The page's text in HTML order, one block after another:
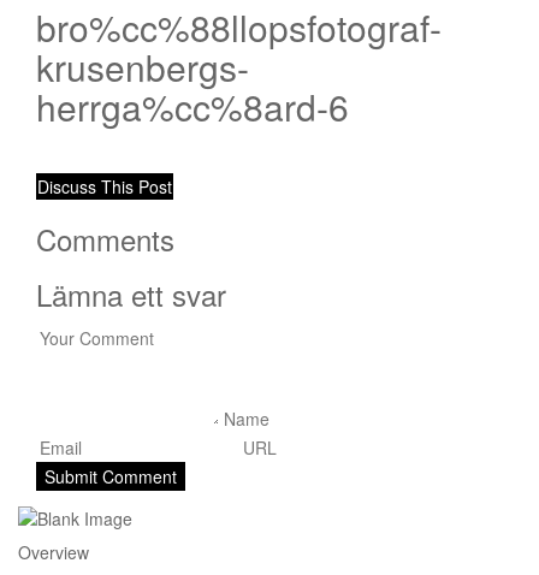
bro%cc%88llopsfotograf-
krusenbergs-
herrga%cc%8ard-6
Discuss This Post
Comments
Lämna ett svar
Overview